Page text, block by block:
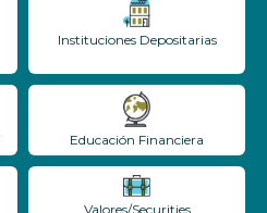
Instituciones Depositarias
Educación Financiera
Valores/Securities